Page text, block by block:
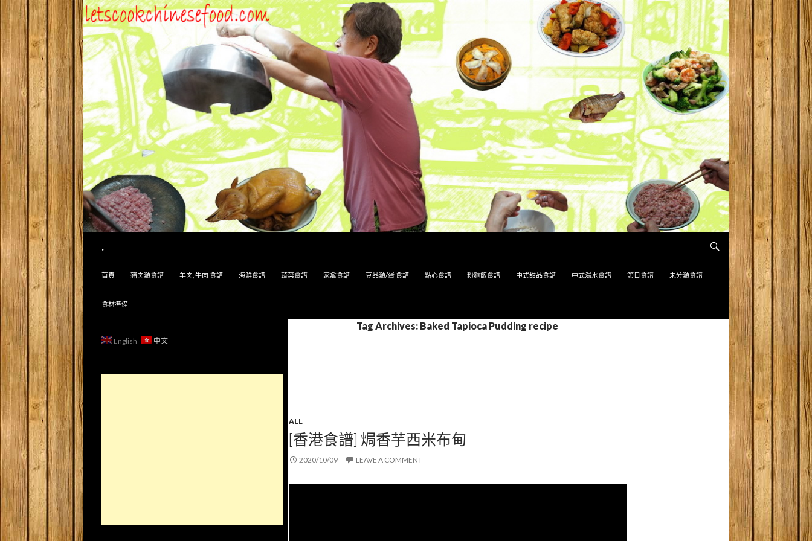
.
首頁
豬肉類食譜 羊肉, 牛肉 食譜 海鮮食譜 蔬菜食譜 家禽食譜 豆品類/蛋 食譜 點心食譜 粉麵飯食譜 中式甜品食譜 中式湯水食譜 節日食譜 未分類食譜
食材準備
Tag Archives: Baked Tapioca Pudding recipe
ALL
[香港食譜] 焗香芋西米布甸
2020/10/09 LEAVE A COMMENT
English 中文